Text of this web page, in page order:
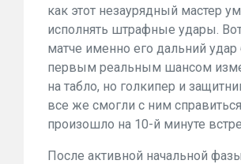
как этот незаурядный мастер
исполнять штрафные удары.
матче именно его дальний
первым реальным шансом
на табло, но голкипер и
все же смогли с ним
произошло на 10-й минуте
После активной начальной